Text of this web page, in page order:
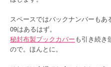
スペースではバックナンバーもあ
09はあるはず。
秘封布製ブックカバーも引き続き
ので。ほんとに。